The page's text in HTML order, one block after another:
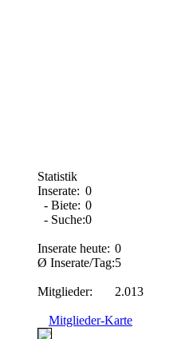
Statistik
Inserate: 0
- Biete: 0
- Suche:0
Inserate heute: 0
Ø Inserate/Tag:5
Mitglieder: 2.013
Mitglieder-Karte